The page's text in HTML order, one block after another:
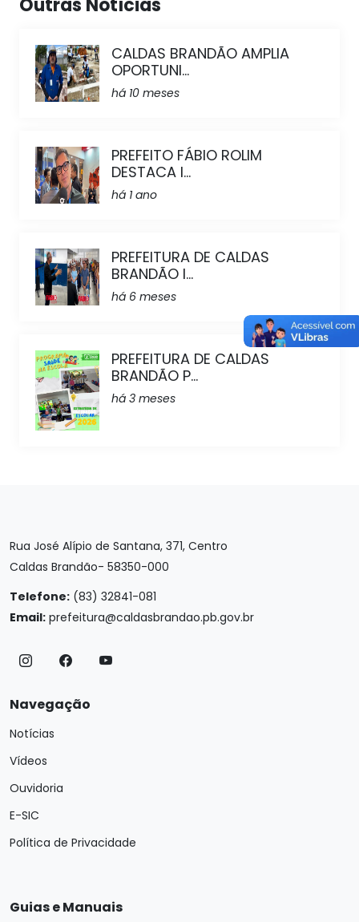
Outras Notícias
CALDAS BRANDÃO AMPLIA
OPORTUNI...
há 10 meses
PREFEITO FÁBIO ROLIM
DESTACA I...
há 1 ano
PREFEITURA DE CALDAS
BRANDÃO I...
há 6 meses
PREFEITURA DE CALDAS
BRANDÃO P...
há 3 meses
Rua José Alípio de Santana, 371, Centro
Caldas Brandão- 58350-000
Telefone: (83) 32841-081
Email: prefeitura@caldasbrandao.pb.gov.br
Navegação
Notícias
Vídeos
Ouvidoria
E-SIC
Política de Privacidade
Guias e Manuais